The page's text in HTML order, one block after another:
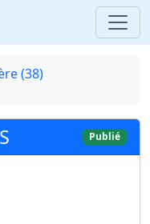
(38)
Publié